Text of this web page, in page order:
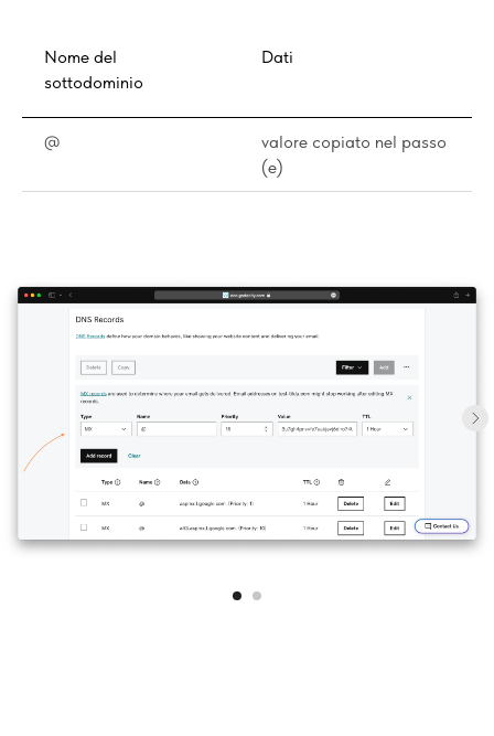
Nome del
sottodominio
Dati
@
valore copiato nel passo
(e)